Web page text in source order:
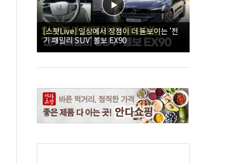
[스팟Live] 일상에서 장점이 더 돋보이는 '전
기 패밀리 SUV' 볼보 EX90